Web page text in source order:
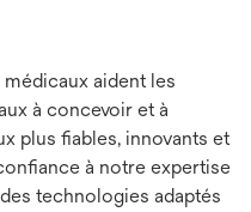
aident les
à concevoir et à
plus fiables, innovants et
à notre expertise
technologies adaptés